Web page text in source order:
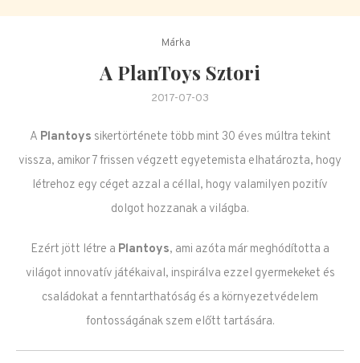
Márka
A PlanToys Sztori
2017-07-03
A Plantoys sikertörténete több mint 30 éves múltra tekint
vissza, amikor 7 frissen végzett egyetemista elhatározta, hogy
létrehoz egy céget azzal a céllal, hogy valamilyen pozitív
dolgot hozzanak a világba.
Ezért jött létre a Plantoys, ami azóta már meghódította a
világot innovatív játékaival, inspirálva ezzel gyermekeket és
családokat a fenntarthatóság és a környezetvédelem
fontosságának szem előtt tartására.